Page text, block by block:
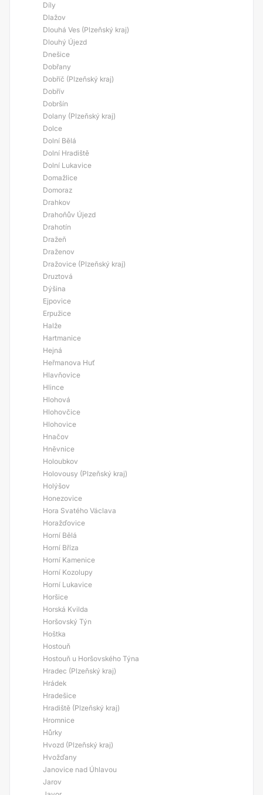
Díly
Dlažov
Dlouhá Ves (Plzeňský kraj)
Dlouhý Újezd
Dnešice
Dobřany
Dobříč (Plzeňský kraj)
Dobřív
Dobršín
Dolany (Plzeňský kraj)
Dolce
Dolní Bělá
Dolní Hradiště
Dolní Lukavice
Domažlice
Domoraz
Drahkov
Drahoňův Újezd
Drahotín
Dražeň
Draženov
Dražovice (Plzeňský kraj)
Druztová
Dýšina
Ejpovice
Erpužice
Halže
Hartmanice
Hejná
Heřmanova Huť
Hlavňovice
Hlince
Hlohová
Hlohovčice
Hlohovice
Hnačov
Hněvnice
Holoubkov
Holovousy (Plzeňský kraj)
Holýšov
Honezovice
Hora Svatého Václava
Horažďovice
Horní Bělá
Horní Bříza
Horní Kamenice
Horní Kozolupy
Horní Lukavice
Horšice
Horská Kvilda
Horšovský Týn
Hoštka
Hostouň
Hostouň u Horšovského Týna
Hradec (Plzeňský kraj)
Hrádek
Hradešice
Hradiště (Plzeňský kraj)
Hromnice
Hůrky
Hvozd (Plzeňský kraj)
Hvožďany
Janovice nad Úhlavou
Jarov